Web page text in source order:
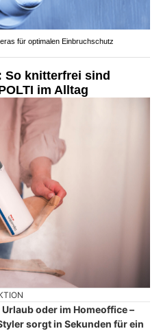
für optimalen Einbruchschutz
So knitterfrei sind
im Alltag
oder im Homeoffice –
sorgt in Sekunden für ein